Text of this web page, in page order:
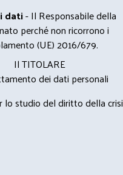
dati- Il Responsabile della
perché non ricorrono i
(UE) 2016/679.
Il TITOLARE
dei dati personali
lo studio del diritto della crisi